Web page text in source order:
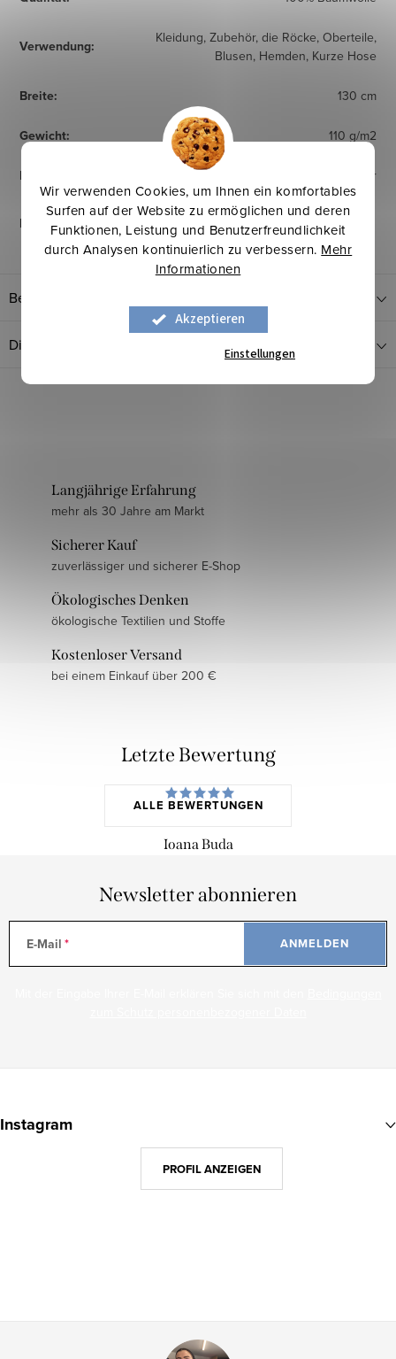
Wir verwenden Cookies, um Ihnen ein komfortables
Surfen auf der Website zu ermöglichen und deren
Funktionen, Leistung und Benutzerfreundlichkeit
durch Analysen kontinuierlich zu verbessern. Mehr
Informationen
Akzeptieren
Einstellungen
Verwendung:
Kleidung, Zubehör, die Röcke, Oberteile,
Blusen, Hemden, Kurze Hose
Breite: 130 cm
Gewicht: 110 g/m2
Herkunftsland Europäischer Hersteller
Pflegehinweise:
Bewertung
Diskussion
Langjährige Erfahrung
mehr als 30 Jahre am Markt
Sicherer Kauf
zuverlässiger und sicherer E-Shop
Ökologisches Denken
ökologische Textilien und Stoffe
Kostenloser Versand
bei einem Einkauf über 200 €
Letzte Bewertung
ALLE BEWERTUNGEN
Ioana Buda
Newsletter abonnieren
E-Mail ANMELDEN
uInstagram
PROFIL ANZEIGEN